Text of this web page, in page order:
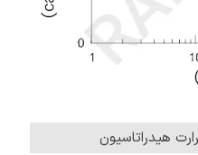
هیدراتاسیون